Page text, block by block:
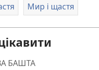
Мир і щастя
БАШТА